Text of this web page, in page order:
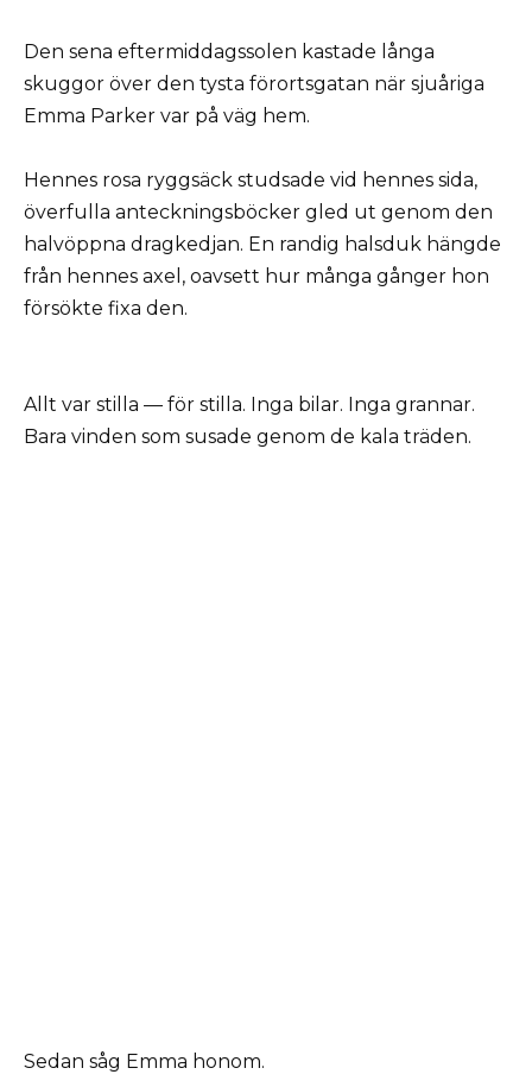
Den sena eftermiddagssolen kastade långa
skuggor över den tysta förortsgatan när sjuåriga
Emma Parker var på väg hem.
Hennes rosa ryggsäck studsade vid hennes sida,
överfulla anteckningsböcker gled ut genom den
halvöppna dragkedjan. En randig halsduk hängde
från hennes axel, oavsett hur många gånger hon
försökte fixa den.
Allt var stilla — för stilla. Inga bilar. Inga grannar.
Bara vinden som susade genom de kala träden.
Sedan såg Emma honom.